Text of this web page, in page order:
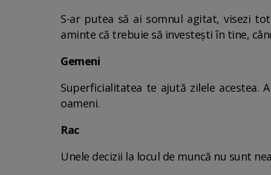
S-ar putea să ai somnul agitat, visezi
aminte că trebuie să investești în tine,
Gemeni
Superficialitatea te ajută zilele
oameni.
Rac
Unele decizii la locul de muncă nu sunt